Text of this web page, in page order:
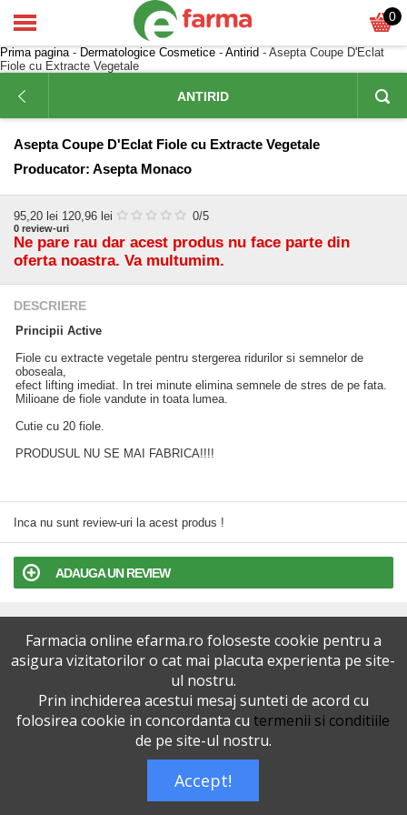
0
Prima pagina- Dermatologice Cosmetice - Antirid - Asepta Coupe D'Eclat
Fiole cu Extracte Vegetale
ANTIRID
Asepta Coupe D'Eclat Fiole cu Extracte Vegetale
Producator: Asepta Monaco
95,20 lei 120,96 lei 0/5
0 review-uri
Ne pare rau dar acest produs nu face parte din
oferta noastra. Va multumim.
DESCRIERE
Principii Active
Fiole cu extracte vegetale pentru stergerea ridurilor si semnelor de
oboseala,
efect lifting imediat. In trei minute elimina semnele de stres de pe fata.
Milioane de fiole vandute in toata lumea.
Cutie cu 20 fiole.
PRODUSUL NU SE MAI FABRICA!!!!
Inca nu sunt review-uri la acest produs !
ADAUGA UN REVIEW
POLITICA DE CONFIDENTIALITATE
VERSIUNEA DESKTOP
0727515368
Dreptul de autor © efarma.ro - Toate Drepturile Rezervate.
Farmacia online efarma.ro foloseste cookie pentru a
asigura vizitatorilor o cat mai placuta experienta pe site-
ul nostru.
Prin inchiderea acestui mesaj sunteti de acord cu
folosirea cookie in concordanta cu termenii si conditiile
de pe site-ul nostru.
Accept!